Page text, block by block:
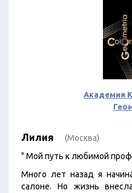
Академия
Лилия (Москва)
" Мой путь к любимой
Много лет назад я
салоне. Но жизнь